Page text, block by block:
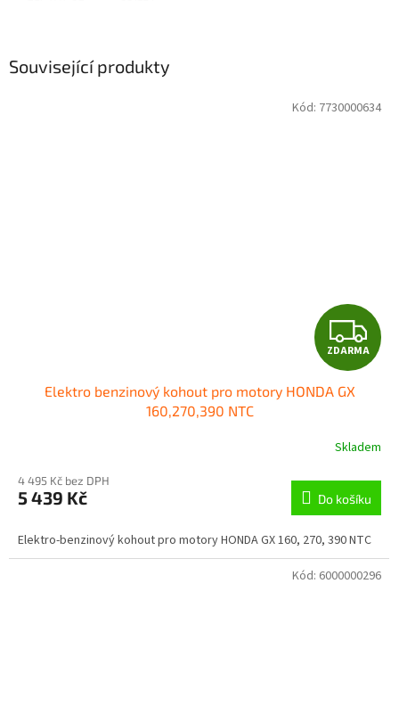
Související produkty
Z
D
R
M
A
ZDARMA
Elektro benzinový kohout pro motory HONDA GX
160,270,390 NTC
Skladem
4 495 Kč bez DPH
5 439 Kč Do košíku
Elektro-benzinový kohout pro motory HONDA GX 160, 270, 390 NTC
Kód: 7730000634
Kód: 6000000296